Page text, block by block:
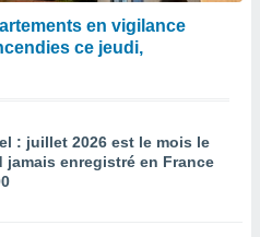
en vigilance
ce jeudi,
: juillet 2026 est le mois le
jamais enregistré en France